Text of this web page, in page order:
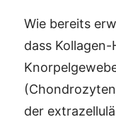
Wie bereits
dass
der